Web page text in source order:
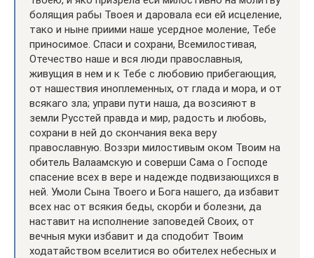
болящия рабы Твоея и даровала еси ей исцеление,
тако и ныне приими наше усердное моление, Тебе
приносимое. Спаси и сохрани, Всемилостивая,
Отечество наше и вся люди православныя,
живущия в нем и к Тебе с любовию прибегающия,
от нашествия иноплеменных, от глада и мора, и от
всякаго зла; управи пути наша, да возсияют в
земли Русстей правда и мир, радость и любовь,
сохрани в ней до скончания века веру
православную. Воззри милостивым оком Твоим на
обитель Валаамскую и соверши Сама о Господе
спасение всех в вере и надежде подвизающихся в
ней. Умоли Сына Твоего и Бога нашего, да избавит
всех нас от всякия беды, скорби и болезни, да
наставит на исполнение заповедей Своих, от
вечныя муки избавит и да сподобит Твоим
ходатайством вселитися во обителех небесных и